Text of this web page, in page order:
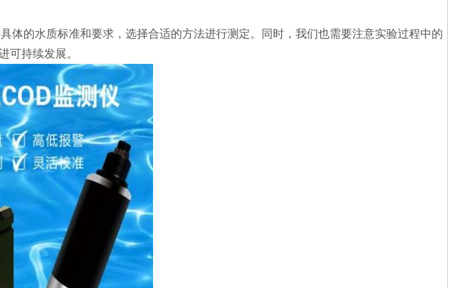
体的水质标准和要求，选择合适的方法进行测定。同时，我们也需要注意实验过程中的
可持续发展。